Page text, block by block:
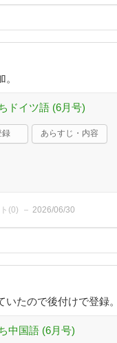
ドイツ語 (6月号)
録 あらすじ・内容
(0) 2026/06/30
いたので後付けで登録
中国語 (6月号)